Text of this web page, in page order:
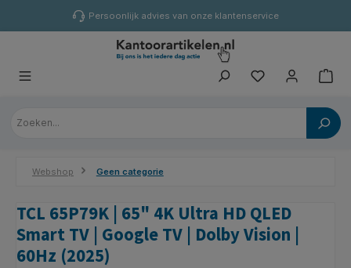
Persoonlijk advies van onze klantenservice
Webshop Geen categorie
TCL 65P79K | 65" 4K Ultra HD QLED
Smart TV | Google TV | Dolby Vision |
60Hz (2025)